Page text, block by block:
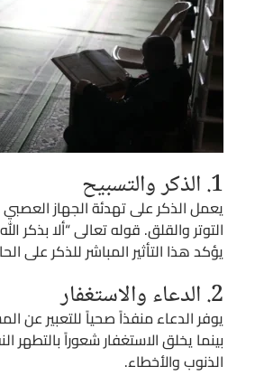
1. الذكر والتسبيح
يعمل الذكر على تهدئة الجهاز
التوتر والقلق. قوله تعالى “ألا بذكر
يؤكد هذا التأثير المباشر للذكر على
2. الدعاء والاستغفار
يوفر الدعاء منفذاً صحياً للتعبير عن
بينما يخلق الاستغفار شعوراً
الذنوب والأخطاء.